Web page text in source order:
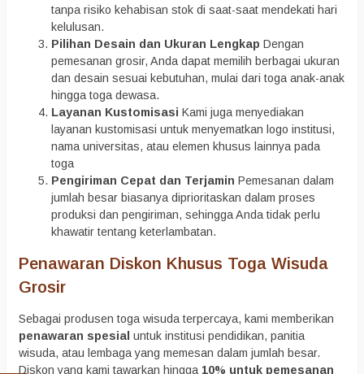
tanpa risiko kehabisan stok di saat-saat mendekati hari
kelulusan.
Pilihan Desain dan Ukuran Lengkap Dengan
pemesanan grosir, Anda dapat memilih berbagai ukuran
dan desain sesuai kebutuhan, mulai dari toga anak-anak
hingga toga dewasa.
Layanan Kustomisasi Kami juga menyediakan
layanan kustomisasi untuk menyematkan logo institusi,
nama universitas, atau elemen khusus lainnya pada
toga
Pengiriman Cepat dan Terjamin Pemesanan dalam
jumlah besar biasanya diprioritaskan dalam proses
produksi dan pengiriman, sehingga Anda tidak perlu
khawatir tentang keterlambatan.
Penawaran Diskon Khusus Toga Wisuda
Grosir
Sebagai produsen toga wisuda terpercaya, kami memberikan
penawaran spesial untuk institusi pendidikan, panitia
wisuda, atau lembaga yang memesan dalam jumlah besar.
Diskon yang kami tawarkan hingga 10% untuk pemesanan